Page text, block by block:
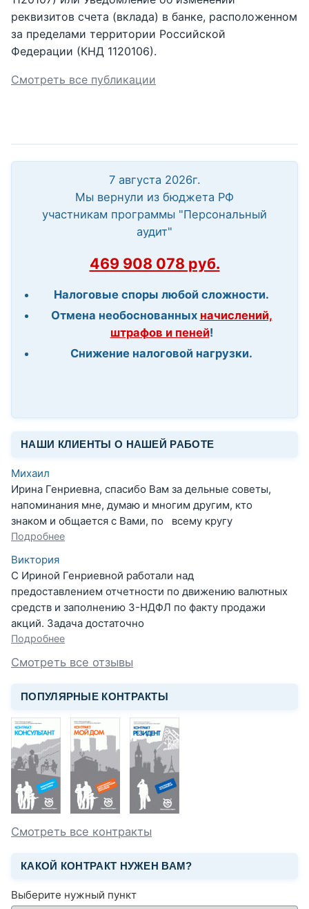
реквизитов счета (вклада) в банке, расположенном
за пределами территории Российской
Федерации (КНД 1120106).
Смотреть все публикации
7 августа 2026г.
Мы вернули из бюджета РФ
участникам программы "Персональный
аудит"
469 908 078 руб.
Налоговые споры любой сложности.
Отмена необоснованных начислений,
штрафов и пеней!
Снижение налоговой нагрузки.
НАШИ КЛИЕНТЫ О НАШЕЙ РАБОТЕ
Михаил
Ирина Генриевна, спасибо Вам за дельные советы,
напоминания мне, думаю и многим другим, кто
знаком и общается с Вами, по всему кругу
Подробнее
Виктория
С Ириной Генриевной работали над
предоставлением отчетности по движению валютных
средств и заполнению 3-НДФЛ по факту продажи
акций. Задача достаточно
Подробнее
Смотреть все отзывы
ПОПУЛЯРНЫЕ КОНТРАКТЫ
Смотреть все контракты
КАКОЙ КОНТРАКТ НУЖЕН ВАМ?
Выберите нужный пункт